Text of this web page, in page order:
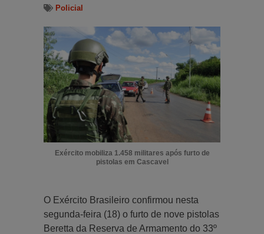
Policial
Exército mobiliza 1.458 militares após furto de
pistolas em Cascavel
O Exército Brasileiro confirmou nesta
segunda-feira (18) o furto de nove pistolas
Beretta da Reserva de Armamento do 33º